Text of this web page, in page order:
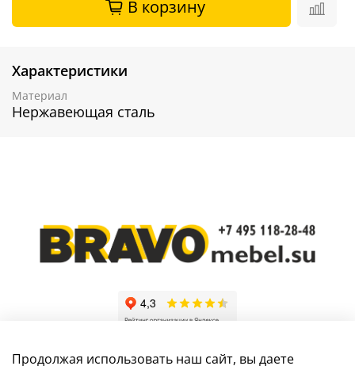
В корзину
Характеристики
Материал
Нержавеющая сталь
Продолжая использовать наш сайт, вы даете